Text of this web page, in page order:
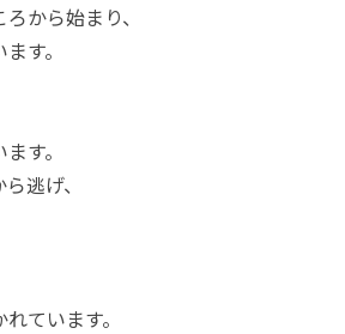
から始まり、
す。
す。
逃げ、
ています。